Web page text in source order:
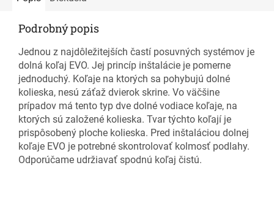
Podrobný popis
Jednou z najdôležitejších častí posuvných systémov je
dolná koľaj EVO. Jej princíp inštalácie je pomerne
jednoduchý. Koľaje na ktorých sa pohybujú dolné
kolieska, nesú záťaž dvierok skrine. Vo väčšine
prípadov má tento typ dve dolné vodiace koľaje, na
ktorých sú založené kolieska. Tvar týchto koľají je
prispôsobený ploche kolieska. Pred inštaláciou dolnej
koľaje EVO je potrebné skontrolovať kolmosť podlahy.
Odporúčame udržiavať spodnú koľaj čistú.